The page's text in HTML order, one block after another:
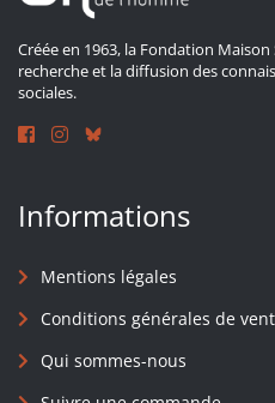
Créée en 1963, la Fondation
recherche et la diffusion des
sociales.
Informations
Mentions légales
Conditions générales de
Qui sommes-nous